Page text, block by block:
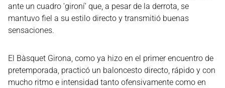
ante un cuadro ‘gironí’ que, a pesar de la derrota, se
mantuvo fiel a su estilo directo y transmitió buenas
sensaciones.
El Bàsquet Girona, como ya hizo en el primer encuentro de
pretemporada, practicó un baloncesto directo, rápido y con
mucho ritmo e intensidad tanto ofensivamente como en